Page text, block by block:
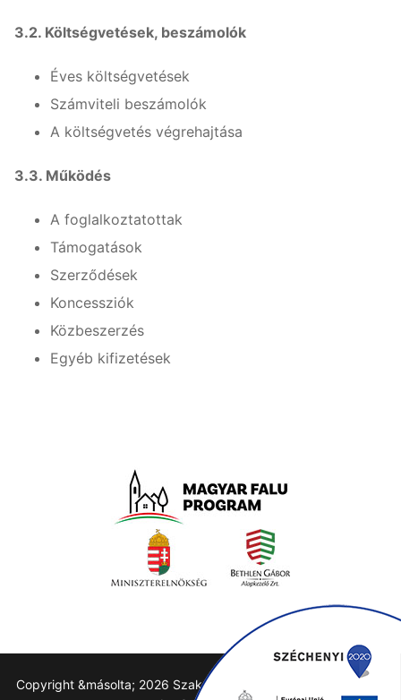
3.2. Költségvetések, beszámolók
Éves költségvetések
Számviteli beszámolók
A költségvetés végrehajtása
3.3. Működés
A foglalkoztatottak
Támogatások
Szerződések
Koncessziók
Közbeszerzés
Egyéb kifizetések
Copyright &másolta; 2026 Szakáld Község honlapja – Powered